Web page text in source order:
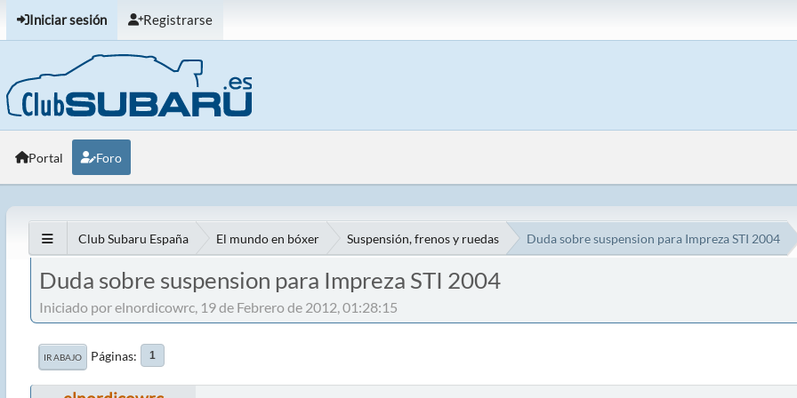
Iniciar sesión Registrarse
Portal Foro
Club Subaru España El mundo en bóxer Suspensión, frenos y ruedas Duda sobre suspension para Impreza STI 2004
Duda sobre suspension para Impreza STI 2004
Iniciado por elnordicowrc, 19 de Febrero de 2012, 01:28:15
IR ABAJO Páginas 1